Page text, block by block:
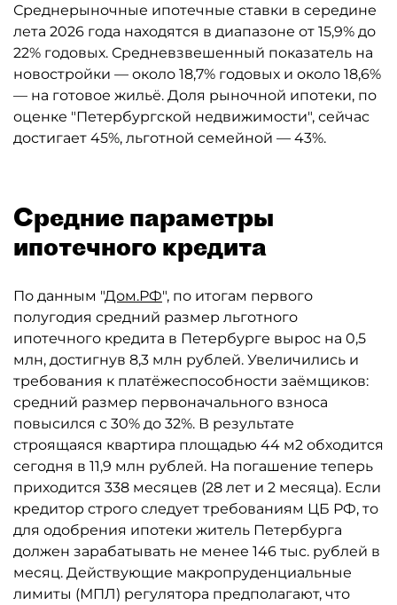
Среднерыночные ипотечные ставки в середине
лета 2026 года находятся в диапазоне от 15,9% до
22% годовых. Средневзвешенный показатель на
новостройки — около 18,7% годовых и около 18,6%
— на готовое жильё. Доля рыночной ипотеки, по
оценке "Петербургской недвижимости", сейчас
достигает 45%, льготной семейной — 43%.
Средние параметры
ипотечного кредита
По данным "Дом.РФ", по итогам первого
полугодия средний размер льготного
ипотечного кредита в Петербурге вырос на 0,5
млн, достигнув 8,3 млн рублей. Увеличились и
требования к платёжеспособности заёмщиков:
средний размер первоначального взноса
повысился с 30% до 32%. В результате
строящаяся квартира площадью 44 м2 обходится
сегодня в 11,9 млн рублей. На погашение теперь
приходится 338 месяцев (28 лет и 2 месяца). Если
кредитор строго следует требованиям ЦБ РФ, то
для одобрения ипотеки житель Петербурга
должен зарабатывать не менее 146 тыс. рублей в
месяц. Действующие макропруденциальные
лимиты (МПЛ) регулятора предполагают, что